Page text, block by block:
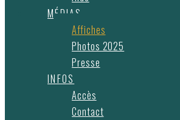
MÉDIAS
Affiches
Photos 2025
Presse
INFOS
Accès
Contact